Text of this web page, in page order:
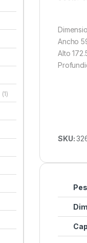
Ancho
Alto
SKU:
(1)